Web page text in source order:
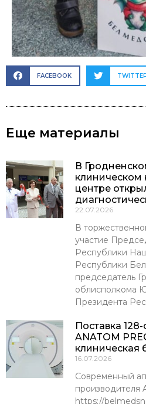
FACEBOOK
Еще материалы
В
клиническом
центре
22.07.2026
В
участие
Республики
Республики
председатель
облисполкома
Президента
Поставка
ANATOM
клиническая
16.07.2026
Современный
производителя
https://